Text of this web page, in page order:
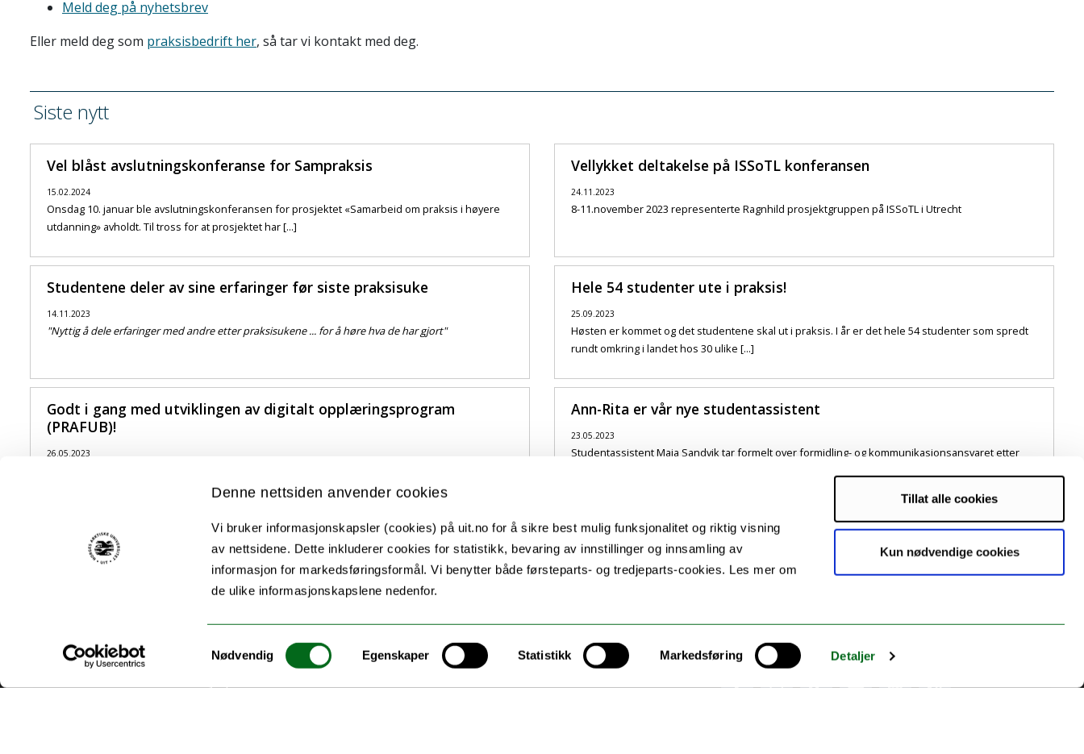
Denne nettsiden anvender cookies
Vi bruker informasjonskapsler (cookies) på uit.no for å sikre best mulig funksjonalitet og riktig visning
av nettsidene. Dette inkluderer cookies for statistikk, bevaring av innstillinger og innsamling av
informasjon for markedsføringsformål. Vi benytter både førsteparts- og tredjeparts-cookies. Les mer om
de ulike informasjonskapslene nedenfor.
Samtykkevalg
Nødvendig Egenskaper Statistikk Markedsføring Detaljer
Tillat alle cookies
Kun nødvendige cookies
Meld deg på nyhetsbrev
Eller meld deg som praksisbedrift her, så tar vi kontakt med deg.
Siste nytt
Vel blåst avslutningskonferanse for Sampraksis
15.02.2024
Onsdag 10. januar ble avslutningskonferansen for prosjektet «Samarbeid om praksis i høyere
utdanning» avholdt. Til tross for at prosjektet har [...]
Vellykket deltakelse på ISSoTL konferansen
24.11.2023
8-11.november 2023 representerte Ragnhild prosjektgruppen på ISSoTL i Utrecht
Studentene deler av sine erfaringer før siste praksisuke
14.11.2023
"Nyttig å dele erfaringer med andre etter praksisukene ... for å høre hva de har gjort"
Hele 54 studenter ute i praksis!
25.09.2023
Høsten er kommet og det studentene skal ut i praksis. I år er det hele 54 studenter som spredt
rundt omkring i landet hos 30 ulike [...]
Godt i gang med utviklingen av digitalt opplæringsprogram
(PRAFUB)!
26.05.2023
Ann-Rita er vår nye studentassistent
23.05.2023
Studentassistent Maja Sandvik tar formelt over formidling- og kommunikasjonsansvaret etter